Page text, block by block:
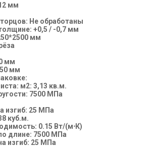
мм
Не обработаны
+0,5 / -0,7 мм
мм
мм
мм
м2: 3,13 кв.м.
7500 МПа
изгиб: 25 МПа
куб.м.
0.15 Вт/(м⋅К)
длине: 7500 МПа
изгиб: 25 МПа